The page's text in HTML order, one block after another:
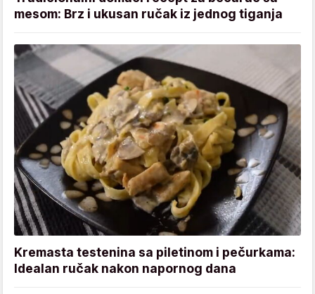
mesom: Brz i ukusan ručak iz jednog tiganja
Kremasta testenina sa piletinom i pečurkama:
Idealan ručak nakon napornog dana